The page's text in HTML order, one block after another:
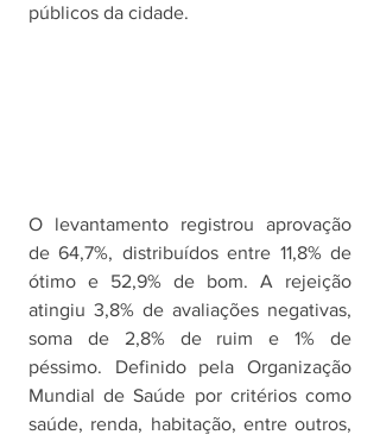
públicos da cidade.
O levantamento registrou aprovação
de 64,7%, distribuídos entre 11,8% de
ótimo e 52,9% de bom. A rejeição
atingiu 3,8% de avaliações negativas,
soma de 2,8% de ruim e 1% de
péssimo. Definido pela Organização
Mundial de Saúde por critérios como
saúde, renda, habitação, entre outros,